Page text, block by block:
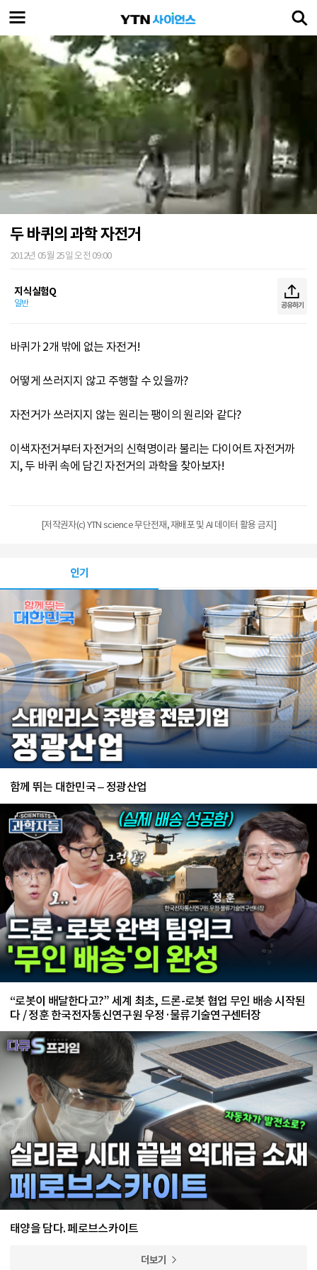
두 바퀴의 과학 자전거
2012년 05월 25일 오전 09:00
지식실험Q
일반 공유하기
바퀴가 2개 밖에 없는 자전거!
어떻게 쓰러지지 않고 주행할 수 있을까?
자전거가 쓰러지지 않는 원리는 팽이의 원리와 같다?
이색자전거부터 자전거의 신혁명이라 불리는 다이어트 자전거까
지, 두 바퀴 속에 담긴 자전거의 과학을 찾아보자!
[저작권자(c) YTN science 무단전재, 재배포 및 AI 데이터 활용 금지]
인기
함께 뛰는 대한민국 – 정광산업
“로봇이 배달한다고?” 세계 최초, 드론-로봇 협업 무인 배송 시작된
다 / 정훈 한국전자통신연구원 우정·물류기술연구센터장
태양을 담다. 페로브스카이트
더보기